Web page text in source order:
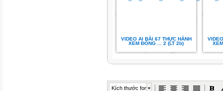
VIDEO AI BÀI 67 THỰC HÀNH
XEM ĐỒNG ... 2 (LT 2b)
Kích thước font